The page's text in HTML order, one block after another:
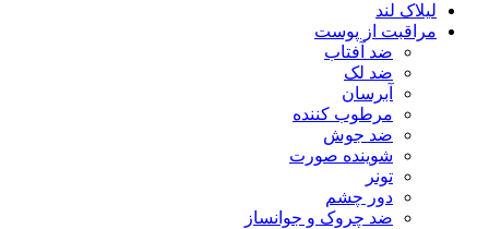
لیلاک لند
مراقبت از پوست
ضد آفتاب
ضد لک
آبرسان
مرطوب کننده
ضد جوش
شوینده صورت
تونر
دور چشم
ضد چروک و جوانساز